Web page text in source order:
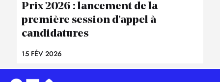
Prix 2026 : lancement de la
première session d’appel à
candidatures
15 FÉV 2026